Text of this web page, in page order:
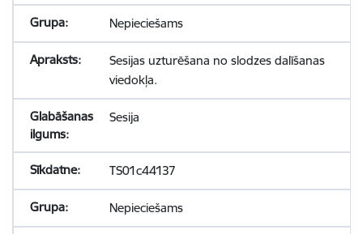
Nepieciešams
Sesijas uzturēšana no slodzes dalīšanas
viedokļa.
Sesija
TS01c44137
Nepieciešams